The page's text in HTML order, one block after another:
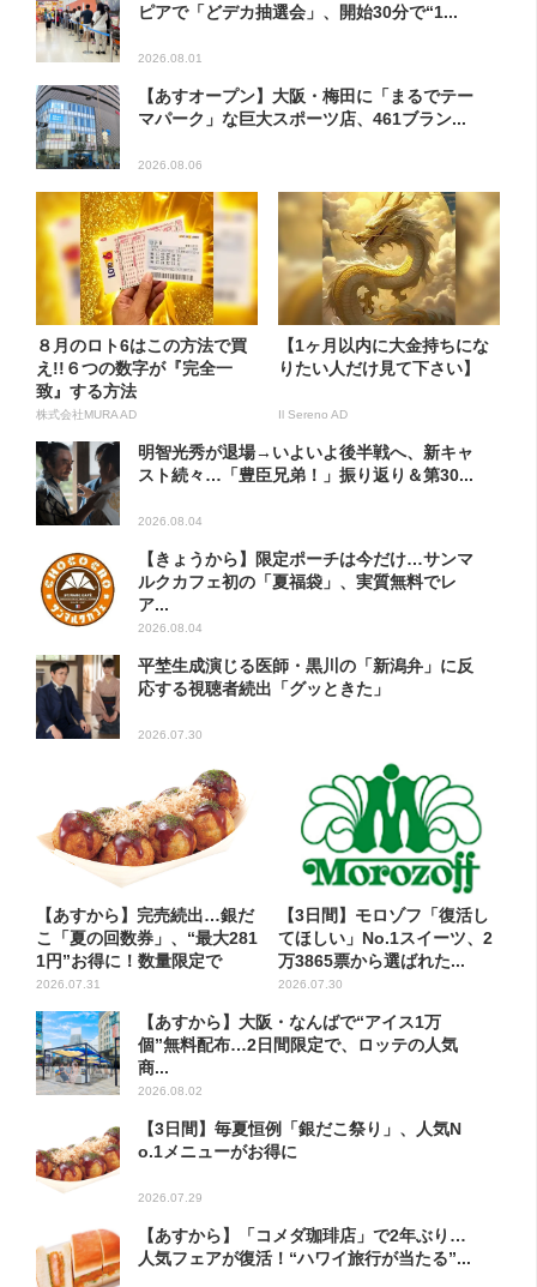
ピアで「どデカ抽選会」、開始30分で“1...
2026.08.01
【あすオープン】大阪・梅田に「まるでテー
マパーク」な巨大スポーツ店、461ブラン...
2026.08.06
８月のロト6はこの方法で買
え!!６つの数字が『完全一
致』する方法
株式会社MURA AD
【1ヶ月以内に大金持ちにな
りたい人だけ見て下さい】
Il Sereno AD
明智光秀が退場→いよいよ後半戦へ、新キャ
スト続々…「豊臣兄弟！」振り返り＆第30...
2026.08.04
【きょうから】限定ポーチは今だけ…サンマ
ルクカフェ初の「夏福袋」、実質無料でレ
ア...
2026.08.04
平埜生成演じる医師・黒川の「新潟弁」に反
応する視聴者続出「グッときた」
2026.07.30
【あすから】完売続出…銀だ
こ「夏の回数券」、“最大281
1円”お得に！数量限定で
2026.07.31
【3日間】モロゾフ「復活し
てほしい」No.1スイーツ、2
万3865票から選ばれた...
2026.07.30
【あすから】大阪・なんばで“アイス1万
個”無料配布…2日間限定で、ロッテの人気
商...
2026.08.02
【3日間】毎夏恒例「銀だこ祭り」、人気N
o.1メニューがお得に
2026.07.29
【あすから】「コメダ珈琲店」で2年ぶり…
人気フェアが復活！“ハワイ旅行が当たる”...